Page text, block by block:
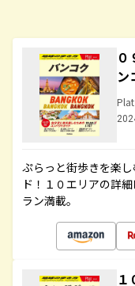
ン
Plat
ぷらっと街歩きを楽
ド！１０エリアの詳
ラン満載。